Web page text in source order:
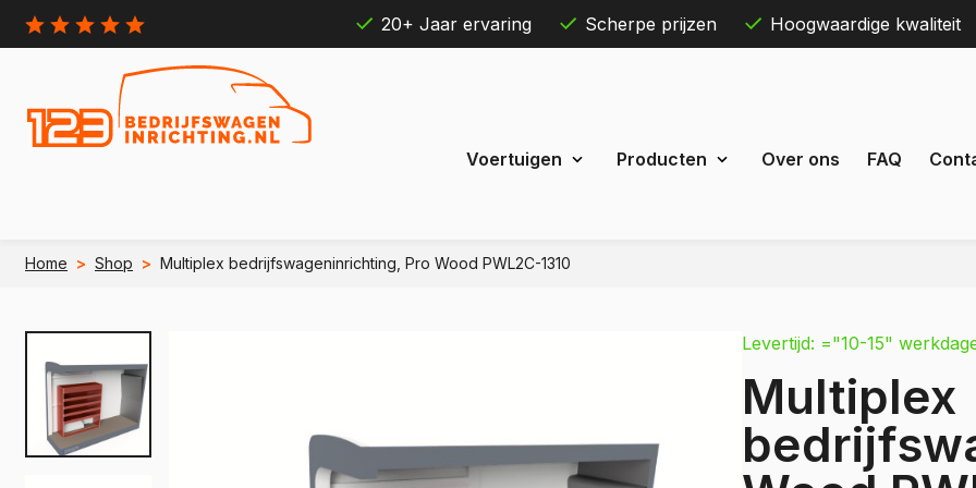
20+ Jaar ervaring Scherpe prijzen Hoogwaardige kwaliteit
Skip
Voertuigen Producten Over ons FAQ
Home > Shop > Multiplex bedrijfswageninrichting, Pro Wood PWL2C-1310
Jumpy
e Jumpy
Jumper
Transit Bestel
e Transit Bestel
eDeliver 7
eDeliver 9
Mercedes
Citan
Levertijd: ="10-15"
Multiplex